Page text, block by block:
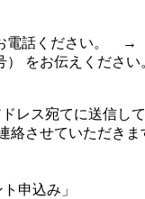
お電話ください
をお伝えください
レス宛てに送信して
させていただきま
申込み」